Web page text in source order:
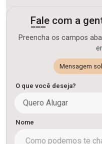
Fale com a
Preencha os campos
Mensagem
O que você deseja?
Quero Alugar
Nome